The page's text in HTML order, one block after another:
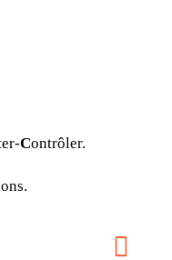
Contrôler.